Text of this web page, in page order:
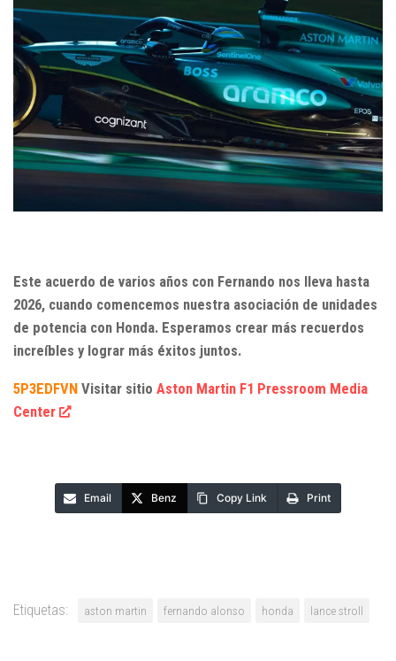
Este acuerdo de varios años con Fernando nos lleva hasta
2026, cuando comencemos nuestra asociación de unidades
de potencia con Honda. Esperamos crear más recuerdos
increíbles y lograr más éxitos juntos.
5P3EDFVN Visitar sitio Aston Martin F1 Pressroom Media
Center
Email Benz Copy Link Print
Etiquetas: aston martin fernando alonso honda lance stroll